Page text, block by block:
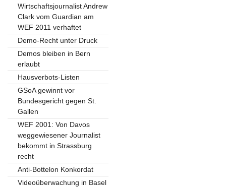
Wirtschaftsjournalist Andrew
Clark vom Guardian am
WEF 2011 verhaftet
Demo-Recht unter Druck
Demos bleiben in Bern
erlaubt
Hausverbots-Listen
GSoA gewinnt vor
Bundesgericht gegen St.
Gallen
WEF 2001: Von Davos
weggewiesener Journalist
bekommt in Strassburg
recht
Anti-Bottelon Konkordat
Videoüberwachung in Basel